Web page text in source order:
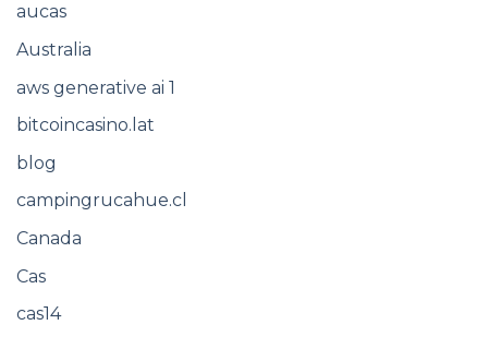
aucas
Australia
aws generative ai 1
bitcoincasino.lat
blog
campingrucahue.cl
Canada
Cas
cas14